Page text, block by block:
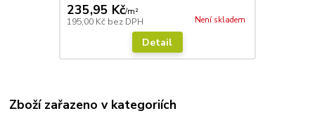
235,95 Kč/m²
195,00 Kč bez DPH Není skladem
Detail
Zboží zařazeno v kategoriích